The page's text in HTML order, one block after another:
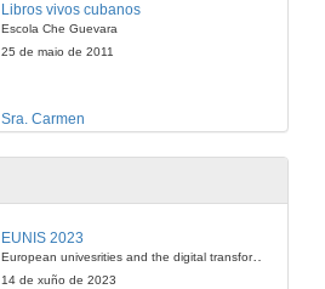
Libros vivos cubanos
Escola Che Guevara
25 de maio de 2011
Sra. Carmen
IES San Rosendo Mondoñedo
25 de maio de 2011
Agrupamento de Escolas de Escariz
EUNIS 2023
European univesrities and the digital transformation: challenges and opportunities ahead
14 de xuño de 2023